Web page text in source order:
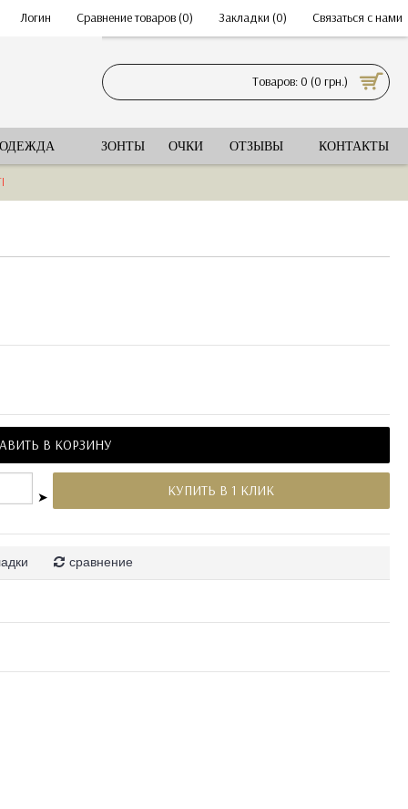
Логин Сравнение товаров (0) Закладки (0) Связаться с нами
Товаров: 0 (0 грн.)
ЗОНТЫ ОЧКИ ОТЗЫВЫ КОНТАКТЫ
В КОРЗИНУ
➤ КУПИТЬ В 1 КЛИК
сравнение